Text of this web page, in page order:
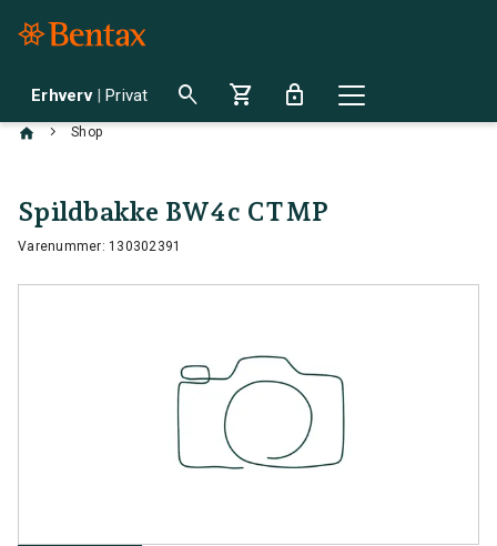
Erhverv | Privat search shopping_cart lock
chevron_right Shop
Spildbakke BW4c CTMP
Varenummer: 130302391